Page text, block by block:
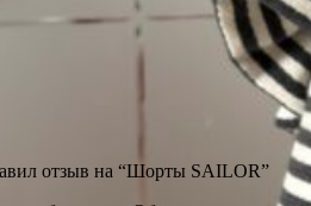
отзыв на “Шорты SAILOR”